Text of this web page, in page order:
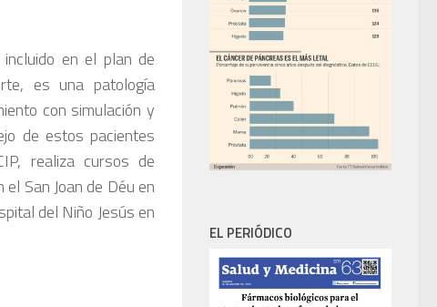
en el plan de
es una patología
con simulación y
de estos pacientes
realiza cursos de
San Joan de Déu en
del Niño Jesús en
EL PERIÓDICO